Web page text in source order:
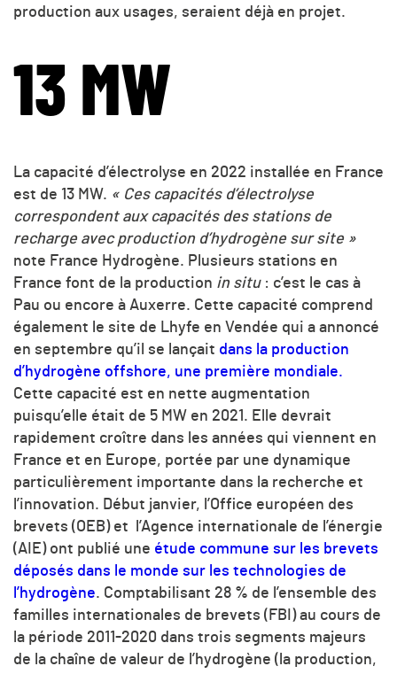
production aux usages, seraient déjà en projet.
13 MW
La capacité d’électrolyse en 2022 installée en France
est de 13 MW. « Ces capacités d’électrolyse
correspondent aux capacités des stations de
recharge avec production d’hydrogène sur site »
note France Hydrogène. Plusieurs stations en
France font de la production in situ: c’est le cas à
Pau ou encore à Auxerre. Cette capacité comprend
également le site de Lhyfe en Vendée qui a annoncé
en septembre qu’il se lançait dans la production
d’hydrogène offshore, une première mondiale.
Cette capacité est en nette augmentation
puisqu’elle était de 5 MW en 2021. Elle devrait
rapidement croître dans les années qui viennent en
France et en Europe, portée par une dynamique
particulièrement importante dans la recherche et
l’innovation. Début janvier, l’Office européen des
brevets (OEB) et l’Agence internationale de l’énergie
(AIE) ont publié une étude commune sur les brevets
déposés dans le monde sur les technologies de
l’hydrogène. Comptabilisant 28 % de l’ensemble des
familles internationales de brevets (FBI) au cours de
la période 2011-2020 dans trois segments majeurs
de la chaîne de valeur de l’hydrogène (la production,